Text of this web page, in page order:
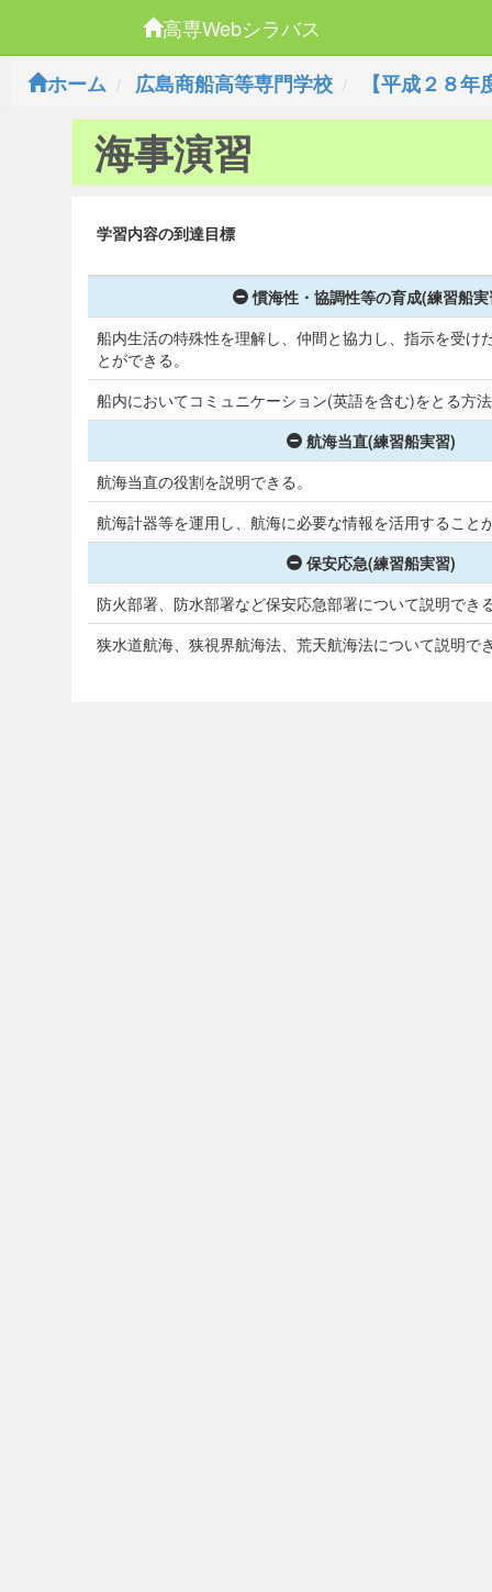
高専Webシラバス
ホーム
広島商船高等専門学校 【平成２８
海事演習
学習内容の到達目標
慣海性・協調性等の育成(練習船
船内生活の特殊性を理解し、仲間と協力し、指示を受け
とができる。
船内においてコミュニケーション(英語を含む)をとる方
航海当直(練習船実習)
航海当直の役割を説明できる。
航海計器等を運用し、航海に必要な情報を活用すること
保安応急(練習船実習)
防火部署、防水部署など保安応急部署について説明でき
狭水道航海、狭視界航海法、荒天航海法について説明で